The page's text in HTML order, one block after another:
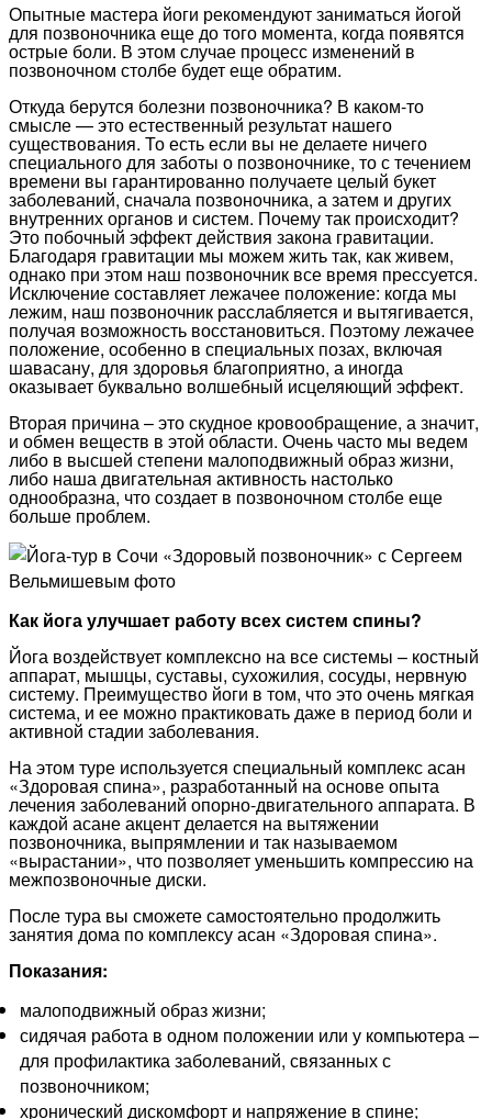
Опытные мастера йоги рекомендуют заниматься йогой
для позвоночника еще до того момента, когда появятся
острые боли. В этом случае процесс изменений в
позвоночном столбе будет еще обратим.
Откуда берутся болезни позвоночника? В каком-то
смысле — это естественный результат нашего
существования. То есть если вы не делаете ничего
специального для заботы о позвоночнике, то с течением
времени вы гарантированно получаете целый букет
заболеваний, сначала позвоночника, а затем и других
внутренних органов и систем. Почему так происходит?
Это побочный эффект действия закона гравитации.
Благодаря гравитации мы можем жить так, как живем,
однако при этом наш позвоночник все время прессуется.
Исключение составляет лежачее положение: когда мы
лежим, наш позвоночник расслабляется и вытягивается,
получая возможность восстановиться. Поэтому лежачее
положение, особенно в специальных позах, включая
шавасану, для здоровья благоприятно, а иногда
оказывает буквально волшебный исцеляющий эффект.
Вторая причина – это скудное кровообращение, а значит,
и обмен веществ в этой области. Очень часто мы ведем
либо в высшей степени малоподвижный образ жизни,
либо наша двигательная активность настолько
однообразна, что создает в позвоночном столбе еще
больше проблем.
Как йога улучшает работу всех систем спины?
Йога воздействует комплексно на все системы – костный
аппарат, мышцы, суставы, сухожилия, сосуды, нервную
систему. Преимущество йоги в том, что это очень мягкая
система, и ее можно практиковать даже в период боли и
активной стадии заболевания.
На этом туре используется специальный комплекс асан
«Здоровая спина», разработанный на основе опыта
лечения заболеваний опорно-двигательного аппарата. В
каждой асане акцент делается на вытяжении
позвоночника, выпрямлении и так называемом
«вырастании», что позволяет уменьшить компрессию на
межпозвоночные диски.
После тура вы сможете самостоятельно продолжить
занятия дома по комплексу асан «Здоровая спина».
Показания:
малоподвижный образ жизни;
сидячая работа в одном положении или у компьютера –
для профилактика заболеваний, связанных с
позвоночником;
хронический дискомфорт и напряжение в спине;